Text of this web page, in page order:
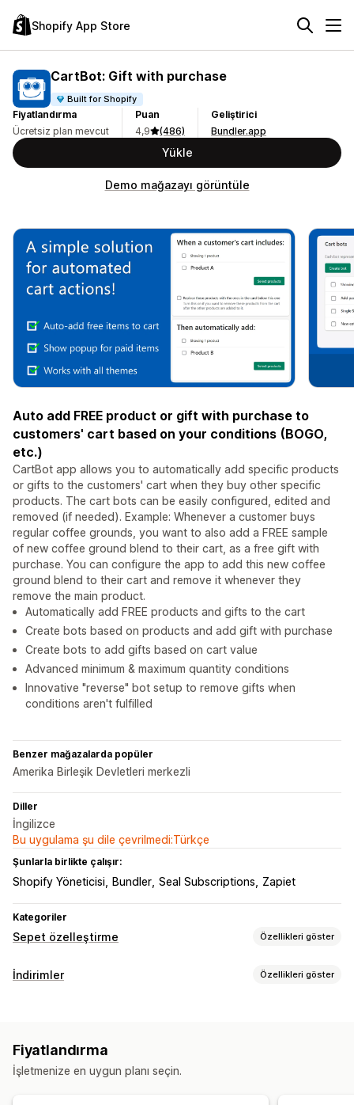
Shopify App Store
CartBot: Gift with purchase
Built for Shopify
Fiyatlandırma
Ücretsiz plan mevcut
Puan
4,9
(486)
Geliştirici
Bundler.app
Yükle
Demo mağazayı görüntüle
Auto add FREE product or gift with purchase to
customers' cart based on your conditions (BOGO,
etc.)
CartBot app allows you to automatically add specific products
or gifts to the customers' cart when they buy other specific
products. The cart bots can be easily configured, edited and
removed (if needed). Example: Whenever a customer buys
regular coffee grounds, you want to also add a FREE sample
of new coffee ground blend to their cart, as a free gift with
purchase. You can configure the app to add this new coffee
ground blend to their cart and remove it whenever they
remove the main product.
Automatically add FREE products and gifts to the cart
Create bots based on products and add gift with purchase
Create bots to add gifts based on cart value
Advanced minimum & maximum quantity conditions
Innovative "reverse" bot setup to remove gifts when
conditions aren't fulfilled
Benzer mağazalarda popüler
Amerika Birleşik Devletleri merkezli
Diller
İngilizce
Bu uygulama şu dile çevrilmedi:Türkçe
Şunlarla birlikte çalışır:
Shopify Yöneticisi Bundler Seal Subscriptions Zapiet
Kategoriler
Sepet özelleştirme Özellikleri göster
Sepet ekranı
Ürün önerileri
Daha fazla satın alın, daha fazla tasarruf edin
Ücretsiz hediyeler
İndirimler Özellikleri göster
Çapraz satış indirimleri
Fiyatlandırma
İşletmenize en uygun planı seçin.